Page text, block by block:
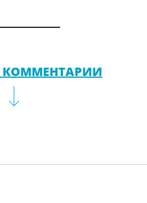
КОММЕНТАРИИ